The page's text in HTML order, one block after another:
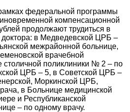
федеральной программы
компенсационной
продолжают трудиться в
доктора: в Медведевской ЦРБ –
межрайонной больнице,
врачебной
столичной поликлиники № 2 – по
ЦРБ – 5, в Советской ЦРБ –
Моркинской ЦРБ,
в Больнице медицинской
и Республиканской
– по одному врачу.